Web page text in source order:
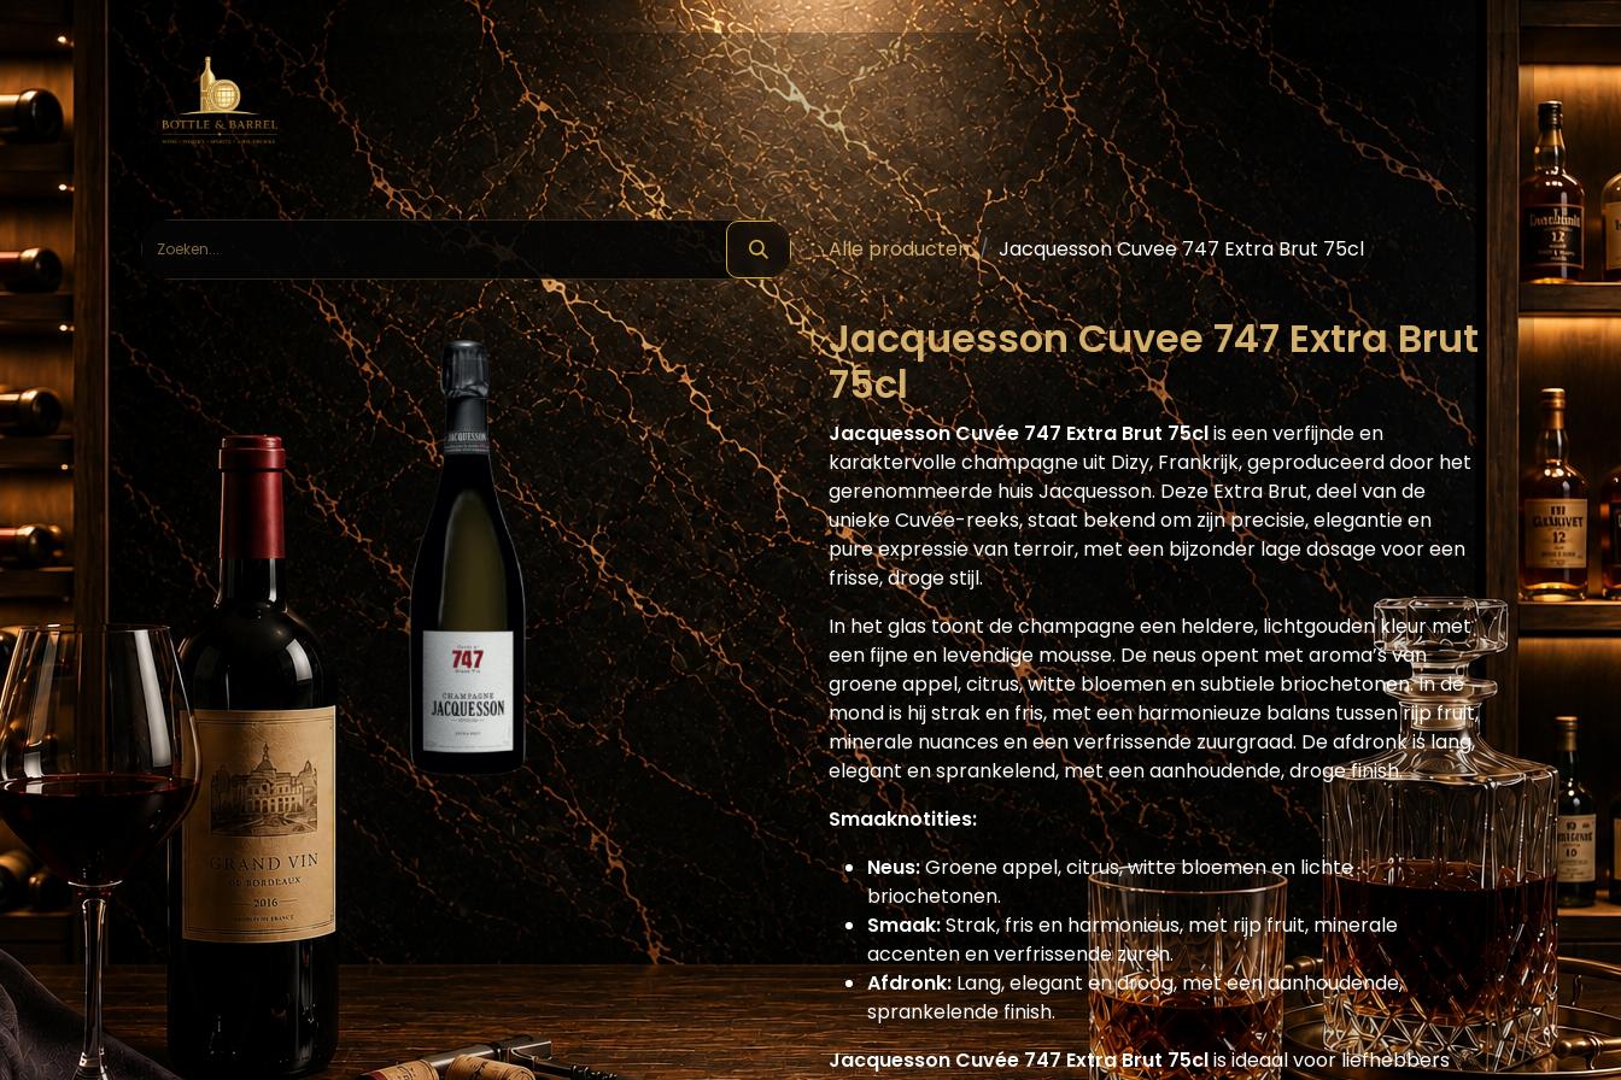
Home Webshop Schilde ( Wines & Spirits ) Masterclass Assortiment Blog Horecaplatform
Alle producten Jacquesson Cuvee 747 Extra Brut 75cl
Jacquesson Cuvee 747 Extra Brut
75cl
Jacquesson Cuvée 747 Extra Brut 75clis een verfijnde en
karaktervolle champagne uit Dizy, Frankrijk, geproduceerd door het
gerenommeerde huis Jacquesson. Deze Extra Brut, deel van de
unieke Cuvée-reeks, staat bekend om zijn precisie, elegantie en
pure expressie van terroir, met een bijzonder lage dosage voor een
frisse, droge stijl.
In het glas toont de champagne een heldere, lichtgouden kleur met
een fijne en levendige mousse. De neus opent met aroma’s van
groene appel, citrus, witte bloemen en subtiele briochetonen. In de
mond is hij strak en fris, met een harmonieuze balans tussen rijp fruit,
minerale nuances en een verfrissende zuurgraad. De afdronk is lang,
elegant en sprankelend, met een aanhoudende, droge finish.
Smaaknotities:
Neus:Groene appel, citrus, witte bloemen en lichte
briochetonen.
Smaak:Strak, fris en harmonieus, met rijp fruit, minerale
accenten en verfrissende zuren.
Afdronk: Lang, elegant en droog, met een aanhoudende,
sprankelende finish.
Jacquesson Cuvée 747 Extra Brut 75clis ideaal voor liefhebbers